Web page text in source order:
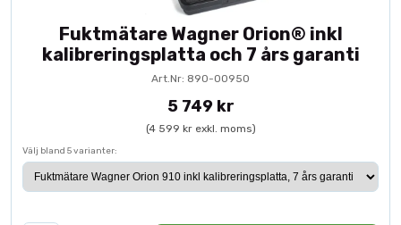
Fuktmätare Wagner Orion® inkl
kalibreringsplatta och 7 års garanti
Art.Nr: 890-00950
5 749 kr
(4 599 kr exkl. moms)
Välj bland 5 varianter: